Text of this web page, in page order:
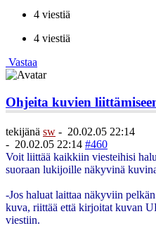
4 viestiä
4 viestiä
Vastaa
Ohjeita kuvien
tekijänä sw - 20.02.05 22:14
- 20.02.05 22:14 #460
Voit liittää kaikkiin viesteihisi
suoraan lukijoille näkyvinä
-Jos haluat laittaa näkyviin
kuva, riittää että kirjoitat kuvan
viestiin.